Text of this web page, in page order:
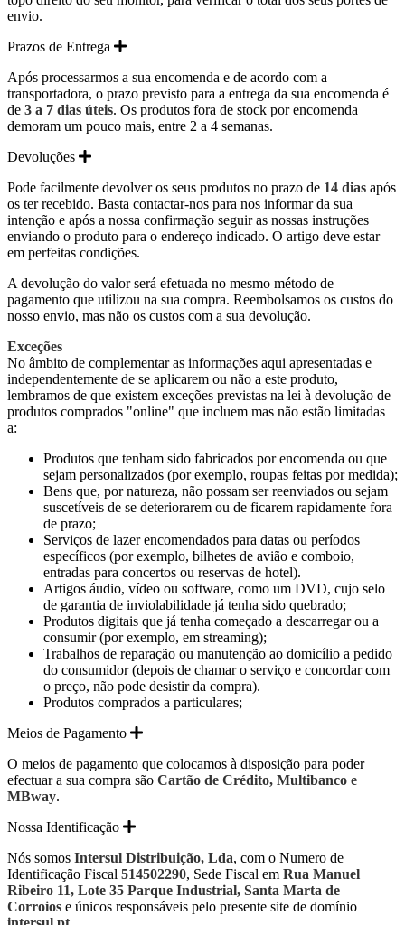
envio.
Prazos de Entrega
Após processarmos a sua encomenda e de acordo com a
transportadora, o prazo previsto para a entrega da sua encomenda é
de 3 a 7 dias úteis. Os produtos fora de stock por encomenda
demoram um pouco mais, entre 2 a 4 semanas.
Devoluções
Pode facilmente devolver os seus produtos no prazo de 14 dias após
os ter recebido. Basta contactar-nos para nos informar da sua
intenção e após a nossa confirmação seguir as nossas instruções
enviando o produto para o endereço indicado. O artigo deve estar
em perfeitas condições.
A devolução do valor será efetuada no mesmo método de
pagamento que utilizou na sua compra. Reembolsamos os custos do
nosso envio, mas não os custos com a sua devolução.
Exceções
No âmbito de complementar as informações aqui apresentadas e
independentemente de se aplicarem ou não a este produto,
lembramos de que existem exceções previstas na lei à devolução de
produtos comprados "online" que incluem mas não estão limitadas
a:
Produtos que tenham sido fabricados por encomenda ou que
sejam personalizados (por exemplo, roupas feitas por medida);
Bens que, por natureza, não possam ser reenviados ou sejam
suscetíveis de se deteriorarem ou de ficarem rapidamente fora
de prazo;
Serviços de lazer encomendados para datas ou períodos
específicos (por exemplo, bilhetes de avião e comboio,
entradas para concertos ou reservas de hotel).
Artigos áudio, vídeo ou software, como um DVD, cujo selo
de garantia de inviolabilidade já tenha sido quebrado;
Produtos digitais que já tenha começado a descarregar ou a
consumir (por exemplo, em streaming);
Trabalhos de reparação ou manutenção ao domicílio a pedido
do consumidor (depois de chamar o serviço e concordar com
o preço, não pode desistir da compra).
Produtos comprados a particulares;
Meios de Pagamento
O meios de pagamento que colocamos à disposição para poder
efectuar a sua compra são Cartão de Crédito, Multibanco e
MBway.
Nossa Identificação
Nós somos Intersul Distribuição, Lda, com o Numero de
Identificação Fiscal 514502290, Sede Fiscal em Rua Manuel
Ribeiro 11, Lote 35 Parque Industrial, Santa Marta de
Corroios e únicos responsáveis pelo presente site de domínio